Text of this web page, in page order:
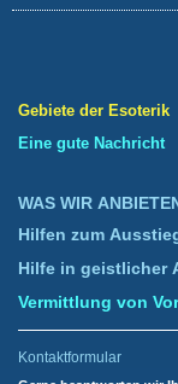
Gebiete der Esoterik
Eine gute Nachricht
WAS WIR
Hilfen zum
Hilfe in geistlicher
Vermittlung von
Kontaktformular